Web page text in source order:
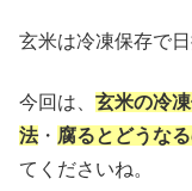
玄米は冷凍保存で
今回は、 玄米の冷
法・ 腐るとどうな
てくださいね。